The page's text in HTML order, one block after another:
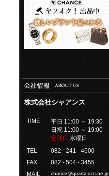
株式会社シャアンス
TIME
平日 11:00 ～ 19:30
日祝 11:00 ～ 19:00
定休日 水曜日
TEL
082 - 241 - 4600
FAX
082 - 504 - 3455
MAIL
chance@quartz.ocn.ne.jp